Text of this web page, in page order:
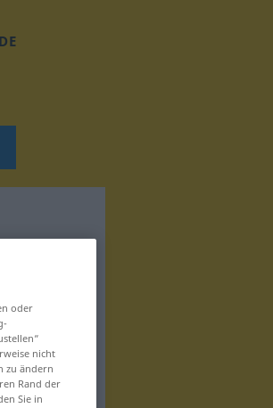
oder
nicht
zu ändern
Rand der
Sie in